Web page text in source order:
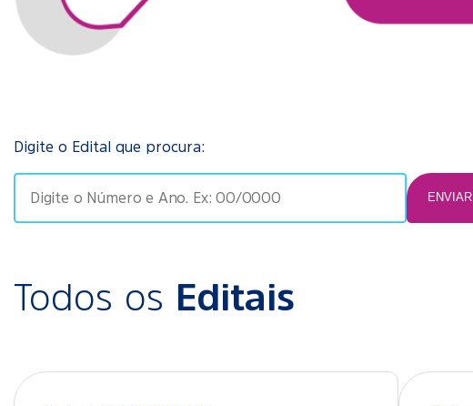
Digite o Edital que procura:
ENVIAR
Todos os Editais